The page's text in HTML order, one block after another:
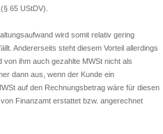
65 UStDV).
wird somit relativ gering
Andererseits steht diesem Vorteil allerdings
ihm auch gezahlte MWSt nicht als
dann aus, wenn der Kunde ein
auf den Rechnungsbetrag wäre für diesen
Finanzamt erstattet bzw. angerechnet